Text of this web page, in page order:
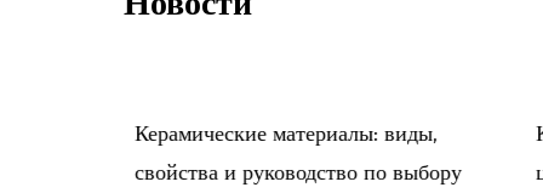
Керамические материалы: виды,
свойства и руководство по выбору